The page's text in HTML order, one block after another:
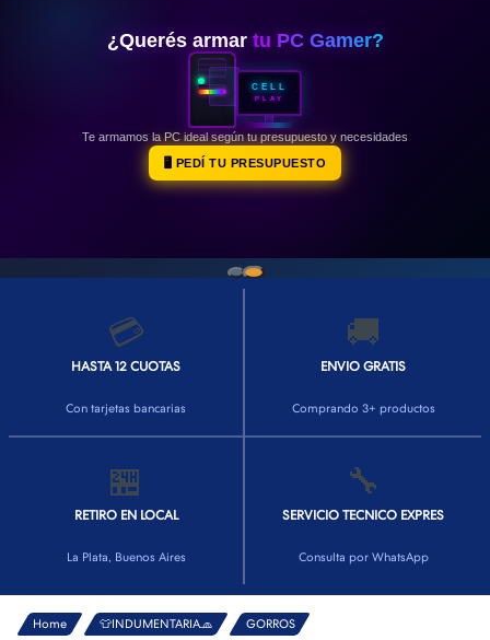
👾COLECCIONABLES🧸
💻MUNDO PC GAMER💻
🔌CABLES Y ADAPTADORES🔌
🤓MUNDO PC OFICINA🤓
🫗GEEK HOME🍵
¿Querés armar tu PC Gamer?
CELL
PLAY
Te armamos la PC ideal según tu presupuesto y necesidades
🖥️ PEDÍ TU PRESUPUESTO
💳
HASTA 12 CUOTAS
Con tarjetas bancarias
🚚
ENVIO GRATIS
Comprando 3+ productos
🏪
RETIRO EN LOCAL
La Plata, Buenos Aires
🔧
SERVICIO TECNICO EXPRES
Consulta por WhatsApp
Home 👕INDUMENTARIA🧢 GORROS